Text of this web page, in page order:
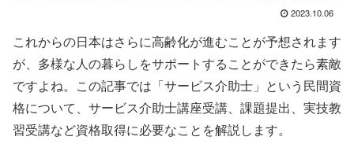
2023.10.06
これからの日本はさらに高齢化が進むことが予想されます
が、多様な人の暮らしをサポートすることができたら素敵
ですよね。この記事では「サービス介助士」という民間資
格について、サービス介助士講座受講、課題提出、実技教
習受講など資格取得に必要なことを解説します。